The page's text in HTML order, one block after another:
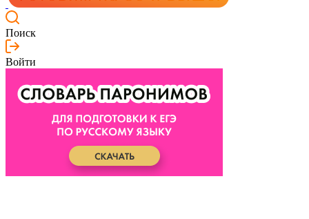
Поиск
Войти